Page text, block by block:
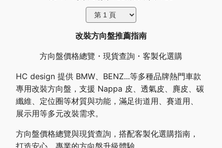
改裝方向盤推薦指南
方向盤價格總覽・現貨查詢・客製化選購
HC design 提供 BMW、BENZ...等多種品牌熱門車款
專用改裝方向盤，支援 Nappa 皮、透氣皮、麂皮、碳
纖維、定位圈等材質與功能，滿足街道用、賽道用、
展示用等多元改裝需求。
方向盤價格總覽與現貨查詢，搭配客製化選購指南，